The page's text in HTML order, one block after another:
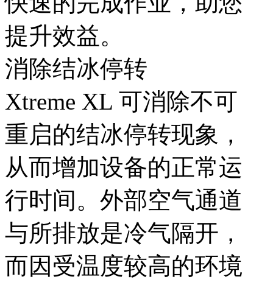
提升效益。
消除结冰停转
Xtreme XL 可消除不可
重启的结冰停转现象，
从而增加设备的正常运
行时间。外部空气通道
与所排放是冷气隔开，
而因受温度较高的环境